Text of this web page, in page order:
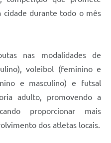
cidade durante todo o mês
nas modalidades de
voleibol (feminino e
e masculino) e futsal
adulto, promovendo a
proporcionar mais
dos atletas locais.